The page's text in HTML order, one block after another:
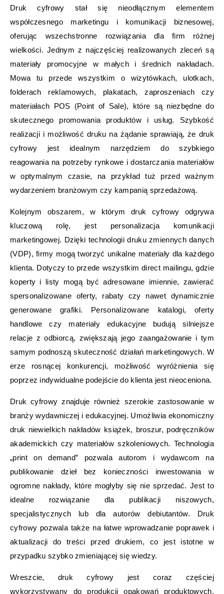
Druk cyfrowy stał się nieodłącznym elementem
współczesnego marketingu i komunikacji biznesowej,
oferując wszechstronne rozwiązania dla firm różnej
wielkości. Jednym z najczęściej realizowanych zleceń są
materiały promocyjne w małych i średnich nakładach.
Mowa tu przede wszystkim o wizytówkach, ulotkach,
folderach reklamowych, plakatach, zaproszeniach czy
materiałach POS (Point of Sale), które są niezbędne do
skutecznego promowania produktów i usług. Szybkość
realizacji i możliwość druku na żądanie sprawiają, że druk
cyfrowy jest idealnym narzędziem do szybkiego
reagowania na potrzeby rynkowe i dostarczania materiałów
w optymalnym czasie, na przykład tuż przed ważnym
wydarzeniem branżowym czy kampanią sprzedażową.
Kolejnym obszarem, w którym druk cyfrowy odgrywa
kluczową rolę, jest personalizacja komunikacji
marketingowej. Dzięki technologii druku zmiennych danych
(VDP), firmy mogą tworzyć unikalne materiały dla każdego
klienta. Dotyczy to przede wszystkim direct mailingu, gdzie
koperty i listy mogą być adresowane imiennie, zawierać
spersonalizowane oferty, rabaty czy nawet dynamicznie
generowane grafiki. Personalizowane katalogi, oferty
handlowe czy materiały edukacyjne budują silniejsze
relacje z odbiorcą, zwiększają jego zaangażowanie i tym
samym podnoszą skuteczność działań marketingowych. W
erze rosnącej konkurencji, możliwość wyróżnienia się
poprzez indywidualne podejście do klienta jest nieoceniona.
Druk cyfrowy znajduje również szerokie zastosowanie w
branży wydawniczej i edukacyjnej. Umożliwia ekonomiczny
druk niewielkich nakładów książek, broszur, podręczników
akademickich czy materiałów szkoleniowych. Technologia
„print on demand” pozwala autorom i wydawcom na
publikowanie dzieł bez konieczności inwestowania w
ogromne nakłady, które mogłyby się nie sprzedać. Jest to
idealne rozwiązanie dla publikacji niszowych,
specjalistycznych lub dla autorów debiutantów. Druk
cyfrowy pozwala także na łatwe wprowadzanie poprawek i
aktualizacji do treści przed drukiem, co jest istotne w
przypadku szybko zmieniającej się wiedzy.
Wreszcie, druk cyfrowy jest coraz częściej
wykorzystywany do produkcji opakowań produktowych,